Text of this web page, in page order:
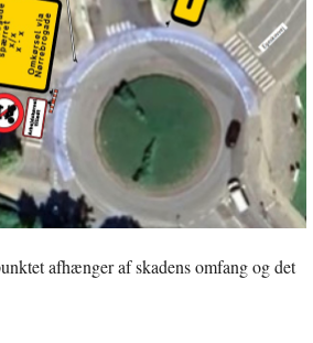
afhænger af skadens omfang og det